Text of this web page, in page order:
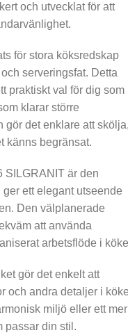
och utvecklat för att
för stora köksredskap
serveringsfat. Detta
praktiskt val för dig som
klarar större
gör det enklare att
känns begränsat.
SILGRANIT är den
ett elegant utseende
Den välplanerade
att använda
arbetsflöde i
gör det enkelt att
och andra detaljer i
miljö eller ett mer
passar din stil.